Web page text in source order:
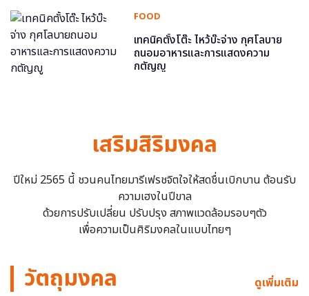
FOOD
เทคนิคตั้งโต๊ะ ไหว้บ๊ะจ่าง กุศโลบาย
ถนอมอาหารและการแสดงความ
กตัญญู
เสริมสิริมงคล
ปีใหม่ 2565 นี้ ชวนคนไทยมารีเฟรชจิตใจให้สดชื่นเบิกบาน ต้อนรับ
ความเฮงในปีขาล
ด้วยการปรับเปลี่ยน ปรับปรุง สภาพแวดล้อมรอบๆตัว
เพื่อความเป็นศิริมงคลในแบบไทยๆ
วัตถุมงคล ดูเพิ่มเติม